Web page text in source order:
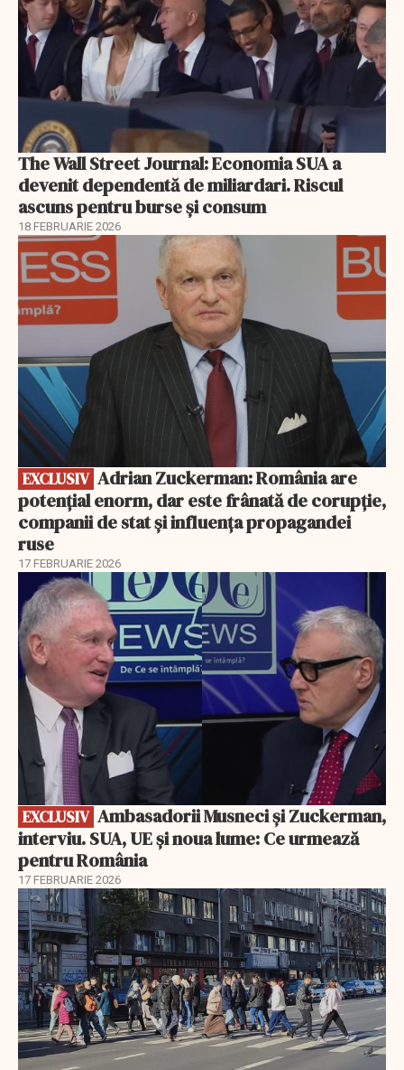
The Wall Street Journal: Economia SUA a
devenit dependentă de miliardari. Riscul
ascuns pentru burse și consum
18 FEBRUARIE 2026
EXCLUSIV
EXCLUSIV
potențial enorm, dar este frânată de corupție,
companii de stat și influența propagandei
ruse
17 FEBRUARIE 2026
EXCLUSIV
EXCLUSIV
interviu. SUA, UE și noua lume: Ce urmează
pentru România
17 FEBRUARIE 2026